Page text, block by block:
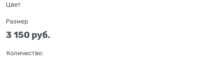
Цвет
Размер
3 150 руб.
Количество: